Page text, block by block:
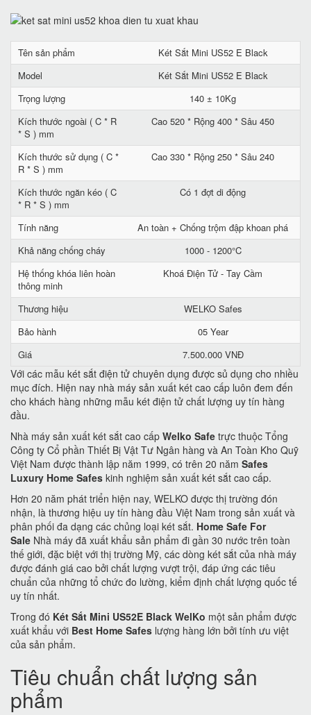
Tên sản phẩm
Két Sắt Mini US52 E Black
Model
Két Sắt Mini US52 E Black
Trọng lượng
140 ± 10Kg
Kích thước ngoài ( C * R
* S ) mm
Cao 520 * Rộng 400 * Sâu 450
Kích thước sử dụng ( C *
R * S ) mm
Cao 330 * Rộng 250 * Sâu 240
Kích thước ngăn kéo ( C
* R * S ) mm
Có 1 đợt di động
Tính năng
An toàn + Chống trộm đập khoan phá
Khả năng chống cháy
1000 - 1200°C
Hệ thống khóa liên hoàn
thông minh
Khoá Điện Tử - Tay Cầm
Thương hiệu
WELKO Safes
Bảo hành
05 Year
Giá
7.500.000 VNĐ
Với các mẫu két sắt điện tử chuyên dụng được sủ dụng cho nhiều
mục đích. Hiện nay nhà máy sản xuất két cao cấp luôn đem đến
cho khách hàng những mẫu két điện tử chất lượng uy tín hàng
đầu.
Nhà máy sản xuất két sắt cao cấp Welko Safe trực thuộc Tổng
Công ty Cổ phần Thiết Bị Vật Tư Ngân hàng và An Toàn Kho Quỹ
Việt Nam được thành lập năm 1999, có trên 20 năm Safes
Luxury Home Safes kinh nghiệm sản xuất két sắt cao cấp.
Hơn 20 năm phát triển hiện nay, WELKO được thị trường đón
nhận, là thương hiệu uy tín hàng đầu Việt Nam trong sản xuất và
phân phối đa dạng các chủng loại két sắt. Home Safe For
Sale Nhà máy đã xuất khẩu sản phẩm đi gần 30 nước trên toàn
thế giới, đặc biệt với thị trường Mỹ, các dòng két sắt của nhà máy
được đánh giá cao bởi chất lượng vượt trội, đáp ứng các tiêu
chuẩn của những tổ chức đo lường, kiểm định chất lượng quốc tế
uy tín nhất.
Trong đó Két Sắt Mini US52E Black WelKo một sản phẩm được
xuất khẩu với Best Home Safes lượng hàng lớn bởi tính ưu việt
của sản phẩm.
Tiêu chuẩn chất lượng sản
phẩm